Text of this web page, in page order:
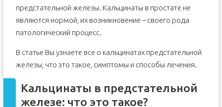
Народные методы
Последствия, если не лечить
Профилактика
Заключение
Причины образования кальцинатов
Методы лечения
Средства народной медицины при кальцинозе простаты
предстательной железы. Кальцинаты в простате не
являются нормой, их возникновение – своего рода
патологический процесс.
В статье Вы узнаете все о кальцинатах предстательной
железы, что это такое, симптомы и способы лечения.
Кальцинаты в предстательной
железе: что это такое?